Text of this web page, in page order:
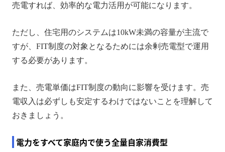
売電すれば、効率的な電力活用が可能になります。
ただし、住宅用のシステムは10kW未満の容量が主流で
すが、FIT制度の対象となるためには余剰売電型で運用
する必要があります。
また、売電単価はFIT制度の動向に影響を受けます。売
電収入は必ずしも安定するわけではないことを理解して
おきましょう。
電力をすべて家庭内で使う全量自家消費型